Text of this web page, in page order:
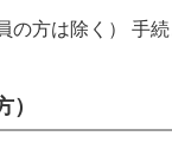
方は除く） 手